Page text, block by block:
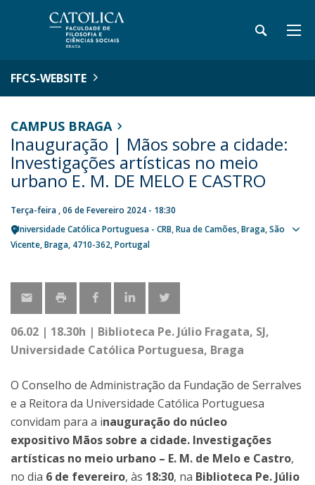
FFCS-WEBSITE
CAMPUS BRAGA
Inauguração | Mãos sobre a cidade:
Investigações artísticas no meio
urbano E. M. DE MELO E CASTRO
Terça-feira , 06 de Fevereiro 2024 - 18:30
Universidade Católica Portuguesa - CRB Rua de Camões Braga São
Vicente, Braga 4710-362 Portugal
06.02 | 18.30h | Biblioteca Pe. Júlio Fragata, SJ,
Universidade Católica Portuguesa, Braga
O Conselho de Administração da Fundação de Serralves
e a Reitora da Universidade Católica Portuguesa
convidam para a inauguração do núcleo
expositivo Mãos sobre a cidade. Investigações
artísticas no meio urbano – E. M. de Melo e Castro,
no dia 6 de fevereiro, às 18:30, na Biblioteca Pe. Júlio